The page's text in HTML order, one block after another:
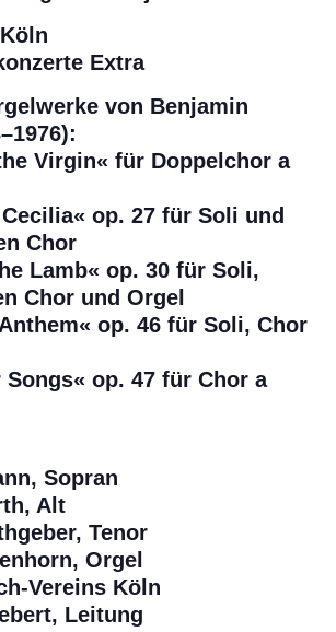
Extra
von Benjamin
Virgin« für Doppelchor a
op. 27 für Soli und
Chor
Lamb« op. 30 für Soli,
Chor und Orgel
op. 46 für Soli, Chor
Songs« op. 47 für Chor a
Sopran
Alt
Tenor
Orgel
Vereins Köln
Leitung